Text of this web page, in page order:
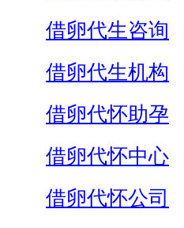
借卵代生咨询
借卵代生机构
借卵代怀助孕
借卵代怀中心
借卵代怀公司